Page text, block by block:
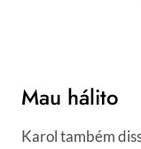
Mau hálito
Karol também